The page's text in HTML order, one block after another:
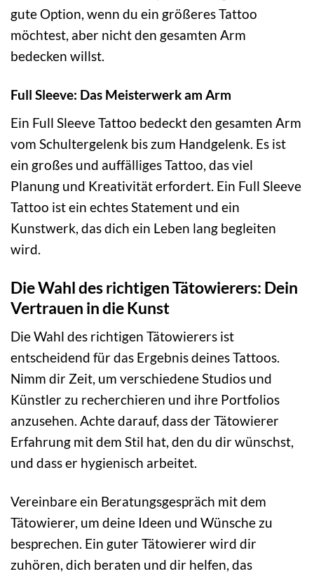
gute Option, wenn du ein größeres Tattoo
möchtest, aber nicht den gesamten Arm
bedecken willst.
Full Sleeve: Das Meisterwerk am Arm
Ein Full Sleeve Tattoo bedeckt den gesamten Arm
vom Schultergelenk bis zum Handgelenk. Es ist
ein großes und auffälliges Tattoo, das viel
Planung und Kreativität erfordert. Ein Full Sleeve
Tattoo ist ein echtes Statement und ein
Kunstwerk, das dich ein Leben lang begleiten
wird.
Die Wahl des richtigen Tätowierers: Dein
Vertrauen in die Kunst
Die Wahl des richtigen Tätowierers ist
entscheidend für das Ergebnis deines Tattoos.
Nimm dir Zeit, um verschiedene Studios und
Künstler zu recherchieren und ihre Portfolios
anzusehen. Achte darauf, dass der Tätowierer
Erfahrung mit dem Stil hat, den du dir wünschst,
und dass er hygienisch arbeitet.
Vereinbare ein Beratungsgespräch mit dem
Tätowierer, um deine Ideen und Wünsche zu
besprechen. Ein guter Tätowierer wird dir
zuhören, dich beraten und dir helfen, das